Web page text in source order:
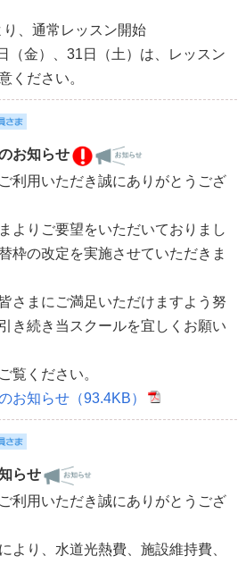
、通常レッスン開始
（金）、31日（土）は、レッスン
ください。
お知らせ
利用いただき誠にありがとうござ
よりご要望をいただいておりまし
枠の改定を実施させていただきま
さまにご満足いただけますよう努
き続き当スクールを宜しくお願い
覧ください。
お知らせ（93.4KB）
らせ
利用いただき誠にありがとうござ
より、水道光熱費、施設維持費、